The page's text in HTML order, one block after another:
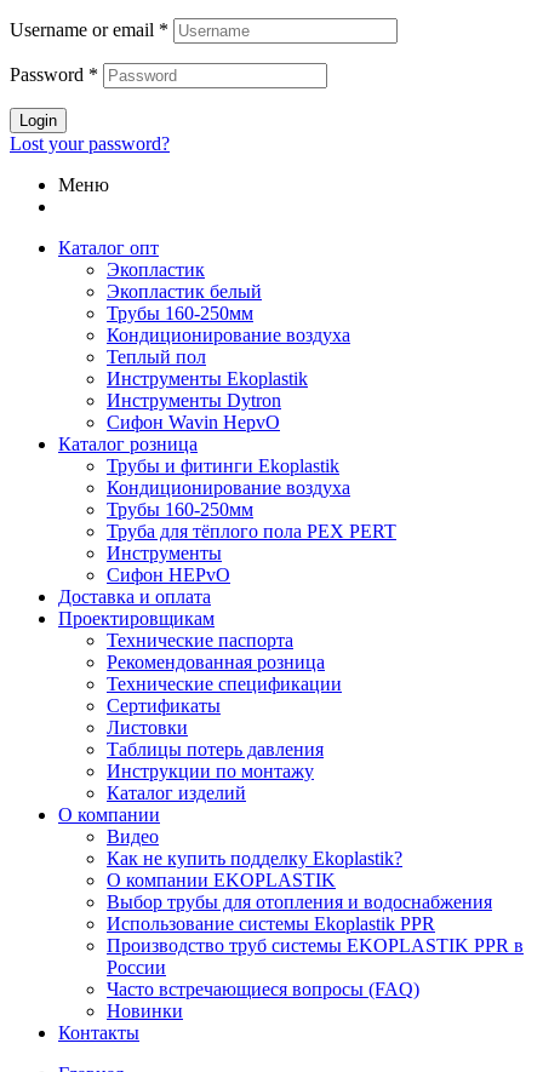
Username or email *
Password *
Login
Lost your password?
Меню
Каталог опт
Экопластик
Экопластик белый
Трубы 160-250мм
Кондиционирование воздуха
Теплый пол
Инструменты Ekoplastik
Инструменты Dytron
Сифон Wavin HepvO
Каталог розница
Трубы и фитинги Ekoplastik
Кондиционирование воздуха
Трубы 160-250мм
Труба для тёплого пола PEX PERT
Инструменты
Сифон HEPvO
Доставка и оплата
Проектировщикам
Технические паспорта
Рекомендованная розница
Технические спецификации
Сертификаты
Листовки
Таблицы потерь давления
Инструкции по монтажу
Каталог изделий
О компании
Видео
Как не купить подделку Ekoplastik?
О компании EKOPLASTIK
Выбор трубы для отопления и водоснабжения
Использование системы Ekoplastik PPR
Производство труб системы EKOPLASTIK PPR в
России
Часто встречающиеся вопросы (FAQ)
Новинки
Контакты